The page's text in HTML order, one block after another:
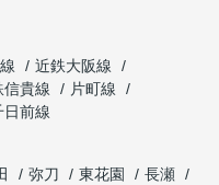
近鉄大阪線
信貴線
片町線
日前線
弥刀 東花園
長瀬